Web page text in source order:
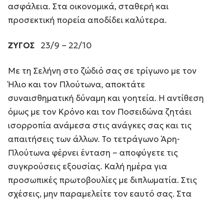
ασφάλεια. Στα οικονομικά, σταθερή και
προσεκτική πορεία αποδίδει καλύτερα.
ΖΥΓΟΣ 23/9 – 22/10
Με τη Σελήνη στο ζώδιό σας σε τρίγωνο με τον
Ήλιο και τον Πλούτωνα, αποκτάτε
συναισθηματική δύναμη και γοητεία. Η αντίθεση
όμως με τον Κρόνο και τον Ποσειδώνα ζητάει
ισορροπία ανάμεσα στις ανάγκες σας και τις
απαιτήσεις των άλλων. Το τετράγωνο Άρη-
Πλούτωνα φέρνει ένταση – αποφύγετε τις
συγκρούσεις εξουσίας. Καλή ημέρα για
προσωπικές πρωτοβουλίες με διπλωματία. Στις
σχέσεις, μην παραμελείτε τον εαυτό σας. Στα